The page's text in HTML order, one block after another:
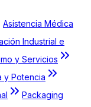
Asistencia Médica
Industrial e
y Servicios
y Potencia
Packaging